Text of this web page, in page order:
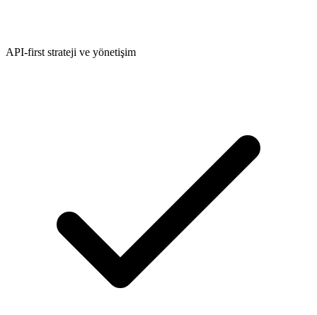
API-first strateji ve yönetişim